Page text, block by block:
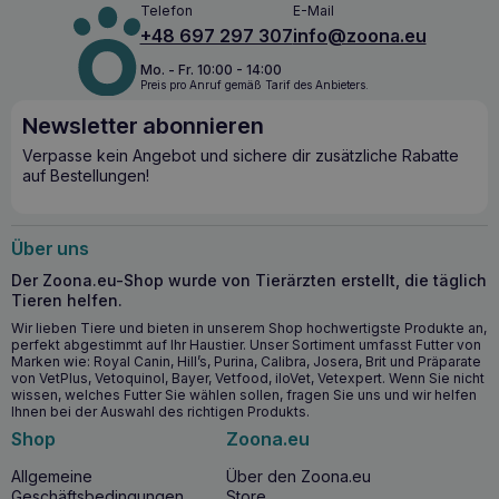
Hypoallergen:Die Zusammensetzung mit Lammfleisch
hilft, allergische Reaktionen zu vermeiden.
Unterstützung für das Verdauungssystem:
verdauliche Reis unterstützt die richtige Verdauung.
Umfassende Ernährung:Die perfekt ausgewogene
Rezeptur liefert alle notwendigen Nährstoffe.
Gewichtskontrolle:Die Zutaten sorgen für ein längeres
Sättigungsgefühl und helfen, das Idealgewicht zu halten.
BALTICA Futter mit Lamm und Reis für
mittelgroße RassenM 12kgenthält:
eine hypoallergene Quelle von Lammfleisch
leicht verdaulichen, glutenfreien Reis
ausgewähltes Gemüse und Obst von lokalen polnischen
Lieferanten
Sorghum-Nutrazeutika für ein Sättigungsgefühl,
geeignet für Haustiere, die zu Fettleibigkeit neigen
Spirulina zur Unterstützung des Stoffwechsels und der
Telefon
+48 697 297 307
E-Mail
info@zoona.eu
Mo. - Fr. 10:00 - 14:00
Preis pro Anruf gemäß Tarif des Anbieters.
Newsletter abonnieren
Verpasse kein Angebot und sichere dir zusätzliche Rabatte
auf Bestellungen!
Über uns
Der Zoona.eu-Shop wurde von Tierärzten erstellt, die täglich
Tieren helfen.
Wir lieben Tiere und bieten in unserem Shop hochwertigste Produkte an,
perfekt abgestimmt auf Ihr Haustier. Unser Sortiment umfasst Futter von
Marken wie: Royal Canin, Hill’s, Purina, Calibra, Josera, Brit und Präparate
von VetPlus, Vetoquinol, Bayer, Vetfood, iloVet, Vetexpert. Wenn Sie nicht
wissen, welches Futter Sie wählen sollen, fragen Sie uns und wir helfen
Ihnen bei der Auswahl des richtigen Produkts.
Shop
Allgemeine
Zoona.eu
Über den Zoona.eu